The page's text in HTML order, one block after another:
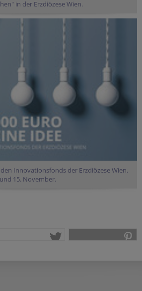
in der Erzdiözese Wien.
den Innovationsfonds der Erzdiözese Wien.
15. November.